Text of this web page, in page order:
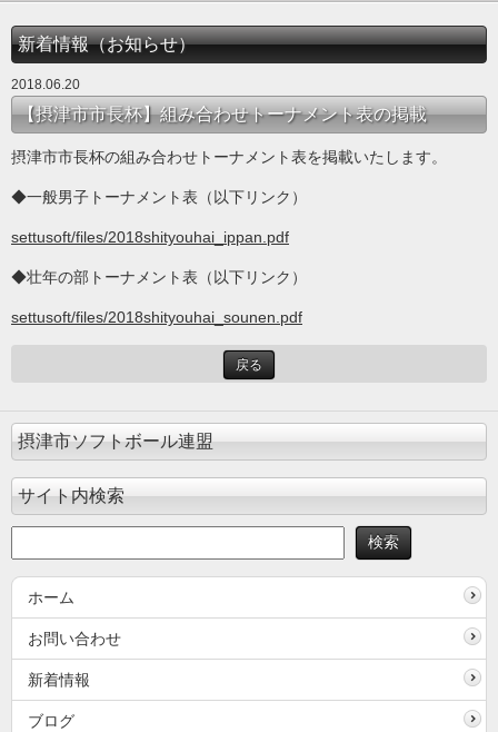
新着情報（お知らせ）
2018.06.20
【摂津市市長杯】組み合わせトーナメント表の掲載
摂津市市長杯の組み合わせトーナメント表を掲載いたします。
◆一般男子トーナメント表（以下リンク）
settusoft/files/2018shityouhai_ippan.pdf
◆壮年の部トーナメント表（以下リンク）
settusoft/files/2018shityouhai_sounen.pdf
戻る
摂津市ソフトボール連盟
サイト内検索
ホーム
お問い合わせ
新着情報
ブログ